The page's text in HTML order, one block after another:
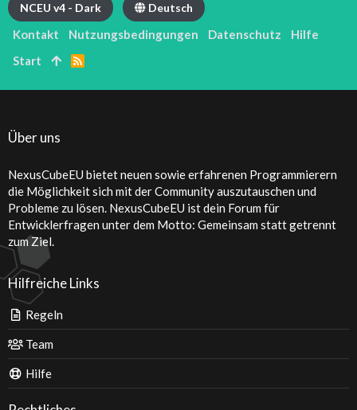
Über uns
NexusCubeEU bietet neuen sowie erfahrenen Programmierern
die Möglichkeit sich mit der Community auszutauschen und
Probleme zu lösen. NexusCubeEU ist dein Forum für
Entwicklerfragen unter dem Motto: Gemeinsam statt getrennt
zum Ziel.
Hilfreiche Links
Regeln
Team
Hilfe
NCEU v4 - Dark Deutsch
Kontakt Nutzungsbedingungen Datenschutz
Hilfe
Start
R
S